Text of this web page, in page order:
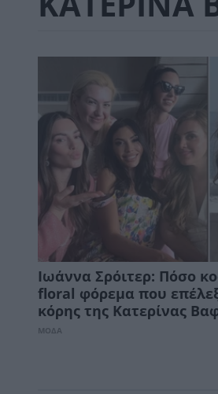
Ιωάννα Σρόιτερ: Πόσο
floral φόρεμα που
κόρης της Κατερίνας
ΜΟΔΑ